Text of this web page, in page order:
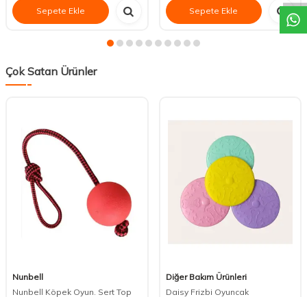
Sepete Ekle Sepete Ekle
Çok Satan Ürünler
Nunbell
Nunbell Köpek Oyun. Sert Top
Diğer Bakım Ürünleri
Daisy Frizbi Oyuncak